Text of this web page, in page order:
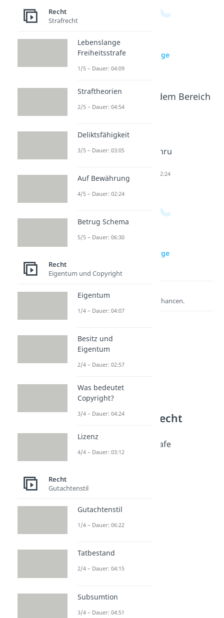
zur Videoseite: Lebenslange
Freiheitsstrafe
Beliebte Inhalte aus dem Bereich
Strafthe
orien
Dauer: 04:54
Deliktsfä
higkeit
Bewähru
Dauer: 02:24
zur Videoseite: Lebenslange
Lernen lohnt sich!
Entdecke hier deine Chancen.
Weitere Inhalte: Recht
Strafrecht
Lebenslange Freiheitsstrafe
Dauer: 04:09
Straftheorien
Deliktsfähigkeit
Auf Bewährung
Betrug Schema
Dauer: 06:30
Recht
Strafrecht
Lebenslange
Freiheitsstrafe
1/5 – Dauer: 04:09
Straftheorien
2/5 – Dauer: 04:54
Deliktsfähigkeit
3/5 – Dauer: 03:05
Auf Bewährung
4/5 – Dauer: 02:24
Betrug Schema
5/5 – Dauer: 06:30
Recht
Eigentum und Copyright
Eigentum
1/4 – Dauer: 04:07
Besitz und
Eigentum
2/4 – Dauer: 02:57
Was bedeutet
Copyright?
3/4 – Dauer: 04:24
Lizenz
4/4 – Dauer: 03:12
Recht
Gutachtenstil
Gutachtenstil
1/4 – Dauer: 06:22
Tatbestand
2/4 – Dauer: 04:15
Subsumtion
3/4 – Dauer: 04:51